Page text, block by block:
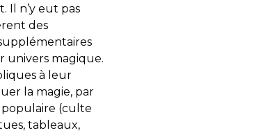
Il n’y eut pas
des
univers magique.
à leur
la magie, par
populaire (culte
tableaux,